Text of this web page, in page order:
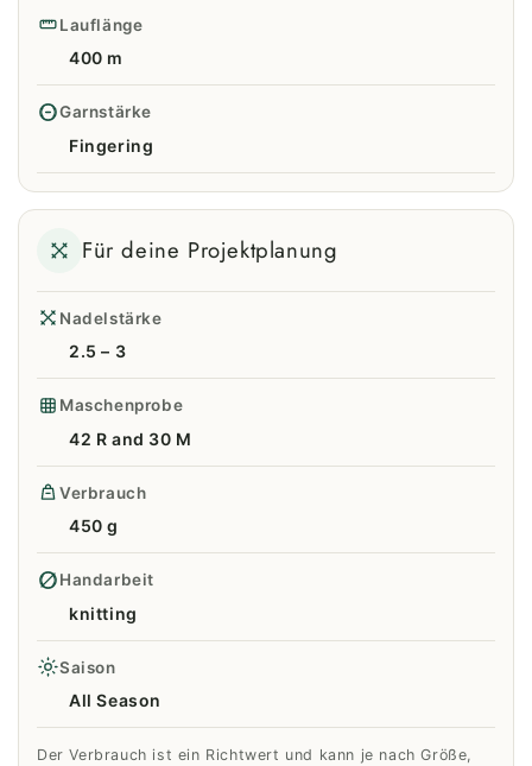
Lauflänge
400 m
Garnstärke
Fingering
Für deine Projektplanung
Nadelstärke
2.5 – 3
Maschenprobe
42 R and 30 M
Verbrauch
450 g
Handarbeit
knitting
Saison
All Season
Der Verbrauch ist ein Richtwert und kann je nach Größe,